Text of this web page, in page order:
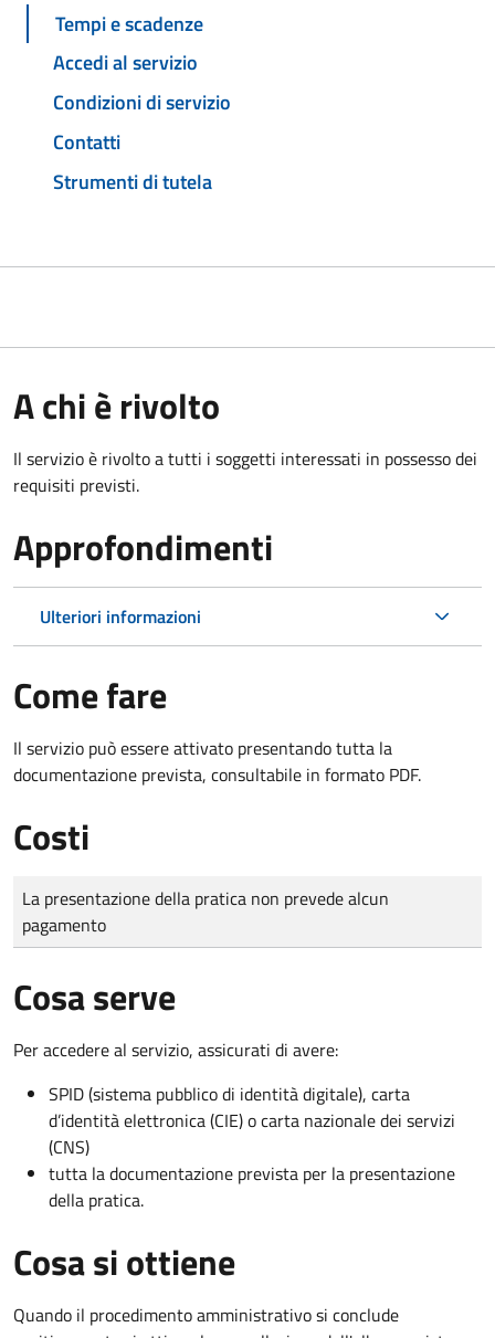
Tempi e scadenze
Accedi al servizio
Condizioni di servizio
Contatti
Strumenti di tutela
A chi è rivolto
Il servizio è rivolto a tutti i soggetti interessati in possesso dei
requisiti previsti.
Approfondimenti
Ulteriori informazioni
Come fare
Il servizio può essere attivato presentando tutta la
documentazione prevista, consultabile in formato PDF.
Costi
Tipo di pagamento
Importo
La presentazione della pratica non prevede alcun
pagamento
Cosa serve
Per accedere al servizio, assicurati di avere:
SPID (sistema pubblico di identità digitale), carta
d’identità elettronica (CIE) o carta nazionale dei servizi
(CNS)
tutta la documentazione prevista per la presentazione
della pratica.
Cosa si ottiene
Quando il procedimento amministrativo si conclude